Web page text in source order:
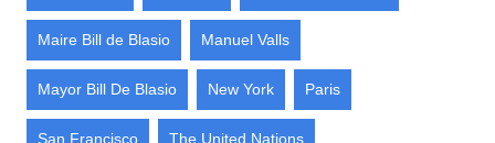
Maire Bill de Blasio Manuel Valls
Mayor Bill De Blasio New York Paris
San Francisco The United Nations